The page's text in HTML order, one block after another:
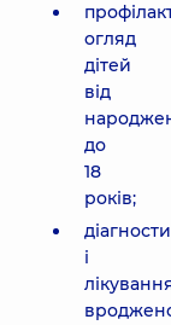
огляд
дітей
від
до
18
років;
і